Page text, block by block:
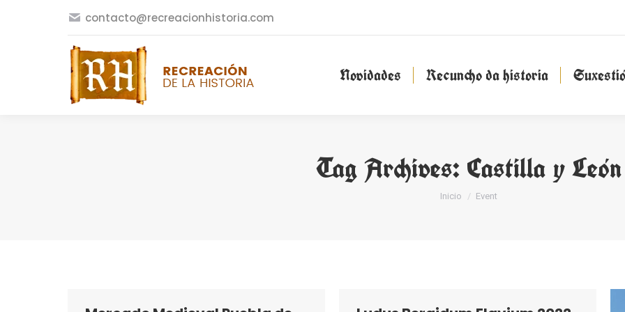
contacto@recreacionhistoria.com
Novidades Recuncho da historia
Tag Archives: Castilla y León
You are here:
Inicio Event
Novidades Recuncho da historia